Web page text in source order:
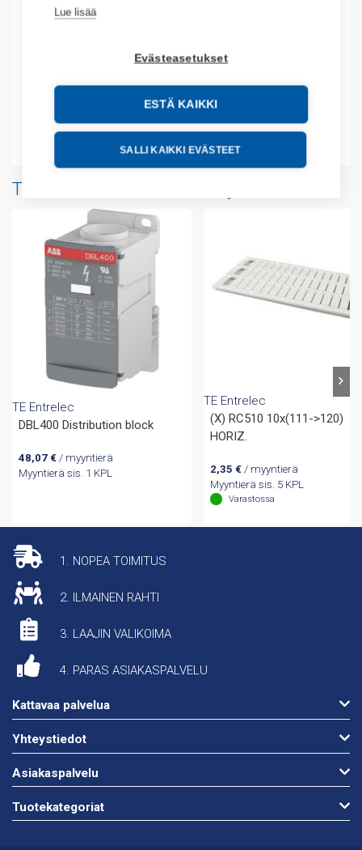
Lue lisää
Evästeasetukset
ESTÄ KAIKKI
SALLI KAIKKI EVÄSTEET
Kuvaus
Liitteet
Tuotteita samalta valmistajalta
TE Entrelec
DBL400 Distribution block
48,07 €/ myyntierä
Myyntierä sis. 1 KPL
TE Entrelec
(X) RC510 10x(111->120)
HORIZ.
2,35 € / myyntierä
Myyntierä sis. 5 KPL
Varastossa
1. NOPEA TOIMITUS
2. ILMAINEN RAHTI
3. LAAJIN VALIKOIMA
4. PARAS ASIAKASPALVELU
Kattavaa palvelua
Yhteystiedot
Asiakaspalvelu
Tuotekategoriat